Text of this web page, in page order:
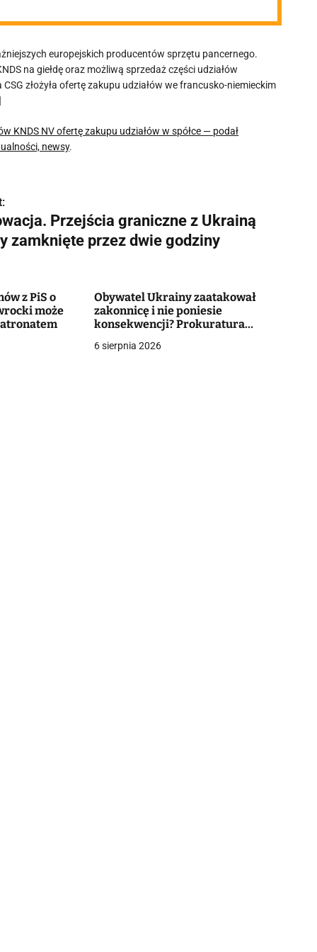
europejskich producentów sprzętu pancernego.
na giełdę oraz możliwą sprzedaż części udziałów
złożyła ofertę zakupu udziałów we francusko-niemieckim
KNDS NV ofertę zakupu udziałów w spółce — podał
newsy.
Przejścia graniczne z Ukrainą
zamknięte przez dwie godziny
z PiS o
może
Obywatel Ukrainy zaatakował
zakonnicę i nie poniesie
konsekwencji? Prokuratura
postępowania
6 sierpnia 2026